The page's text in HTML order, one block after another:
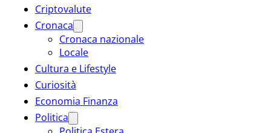
Criptovalute
Cronaca
Cronaca nazionale
Locale
Cultura e Lifestyle
Curiosità
Economia Finanza
Politica